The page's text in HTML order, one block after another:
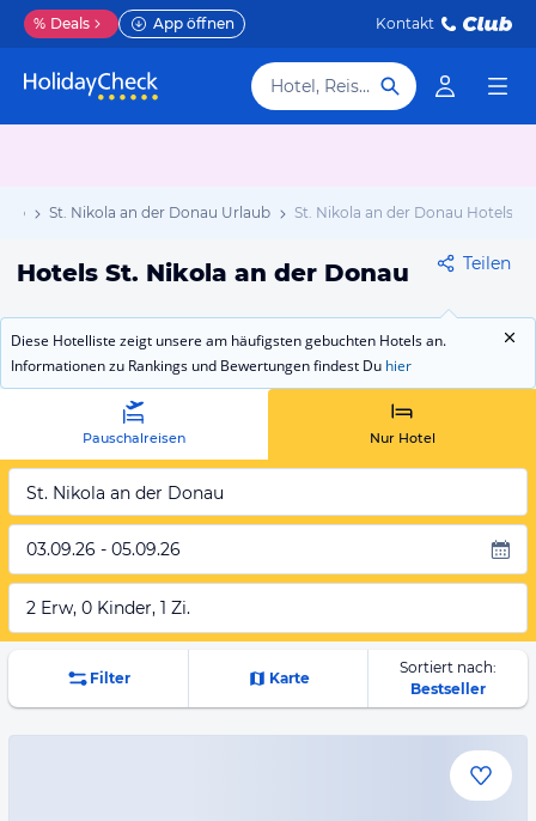
% Deals App öffnen Kontakt
Hotel, Reiseziel
St. Nikola an der Donau Urlaub St. Nikola an der Donau Hotels
Hotels St. Nikola an der Donau Teilen
Diese Hotelliste zeigt unsere am häufigsten gebuchten Hotels an.
Informationen zu Rankings und Bewertungen findest Du hier
Pauschalreisen Nur Hotel
St. Nikola an der Donau
03.09.26 - 05.09.26
2 Erw, 0 Kinder, 1 Zi.
Filter Karte
Sortiert nach:
Bestseller